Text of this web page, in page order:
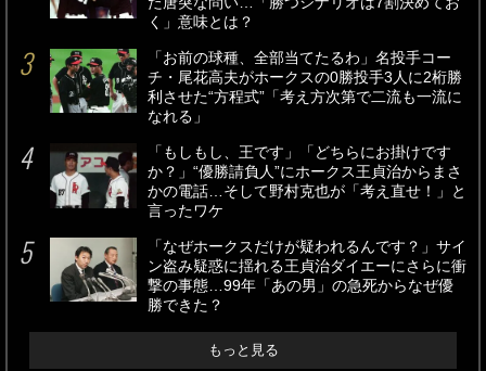
く」意味とは？
「お前の球種、全部当てたるわ」名投手コー
チ・尾花高夫がホークスの0勝投手3人に2桁勝
利させた“方程式”「考え方次第で二流も一流に
なれる」
「もしもし、王です」「どちらにお掛けです
か？」“優勝請負人”にホークス王貞治からまさ
かの電話…そして野村克也が「考え直せ！」と
言ったワケ
「なぜホークスだけが疑われるんです？」サイ
ン盗み疑惑に揺れる王貞治ダイエーにさらに衝
撃の事態…99年「あの男」の急死からなぜ優
勝できた？
もっと見る